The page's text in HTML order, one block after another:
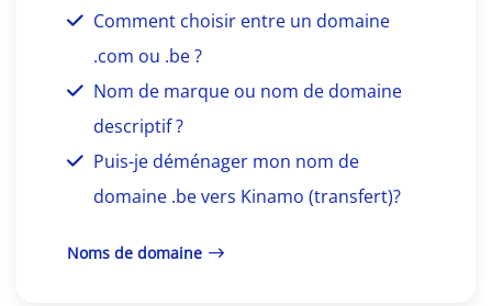
Comment choisir entre un domaine
.com ou .be ?
Nom de marque ou nom de domaine
descriptif ?
Puis-je déménager mon nom de
domaine .be vers Kinamo (transfert)?
Noms de domaine